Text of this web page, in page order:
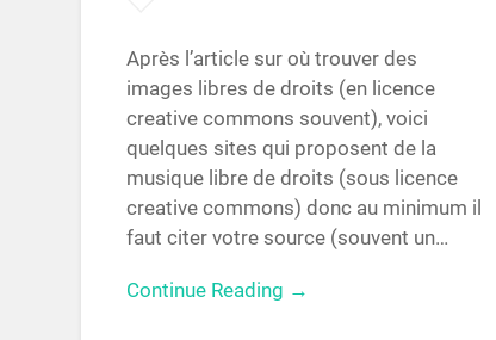
Après l’article sur où trouver des
images libres de droits (en licence
creative commons souvent), voici
quelques sites qui proposent de la
musique libre de droits (sous licence
creative commons) donc au minimum il
faut citer votre source (souvent un…
Continue Reading →